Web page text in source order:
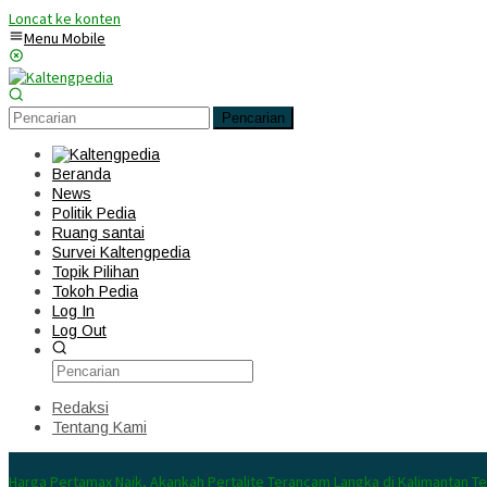
Loncat ke konten
Menu Mobile
Pencarian
Beranda
News
Politik Pedia
Ruang santai
Survei Kaltengpedia
Topik Pilihan
Tokoh Pedia
Log In
Log Out
Redaksi
Tentang Kami
Harga Pertamax Naik, Akankah Pertalite Terancam Langka di Kalimantan